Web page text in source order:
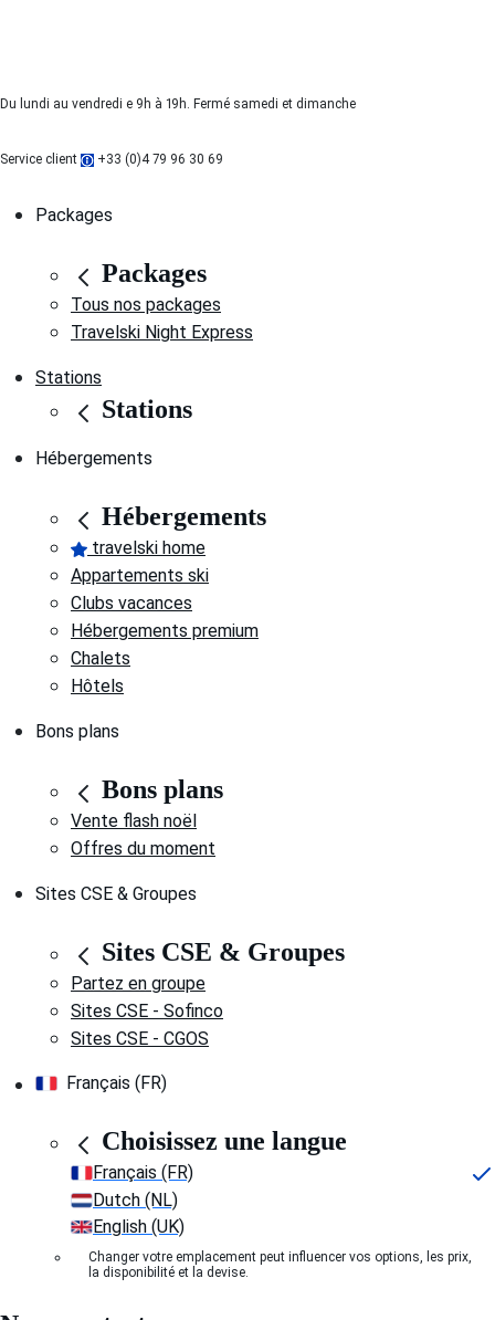
Du lundi au vendredi e 9h à 19h. Fermé samedi et dimanche
Service client +33 (0)4 79 96 30 69
Packages
Packages
Tous nos packages
Travelski Night Express
Stations
Stations
Hébergements
Hébergements
travelski home
Appartements ski
Clubs vacances
Hébergements premium
Chalets
Hôtels
Bons plans
Bons plans
Vente flash noël
Offres du moment
Sites CSE & Groupes
Sites CSE & Groupes
Partez en groupe
Sites CSE - Sofinco
Sites CSE - CGOS
Français (FR)
Choisissez une langue
Français (FR)
Dutch (NL)
English (UK)
Changer votre emplacement peut influencer vos options, les prix,
la disponibilité et la devise.